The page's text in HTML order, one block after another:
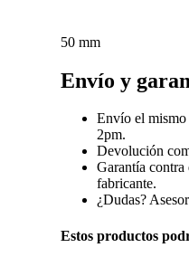
50 mm
Envío y
Envío el mismo
2pm.
Devolución
Garantía contra
fabricante.
¿Dudas?
Estos productos